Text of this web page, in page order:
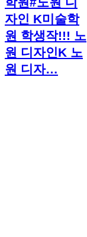
자인 K미술학
원 학생작!!! 노
원 디자인K 노
원 디자…